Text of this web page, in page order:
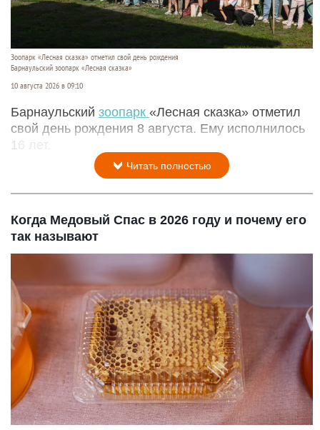
Зоопарк «Лесная сказка» отметил свой день рождения
Барнаульский зоопарк «Лесная сказка»
10 августа 2026 в 09:10
Барнаульский зоопарк «Лесная сказка» отметил
свой день рождения 8 августа. Ему исполнилось
16 лет.
Читать полностью
Когда Медовый Спас в 2026 году и почему его
так называют